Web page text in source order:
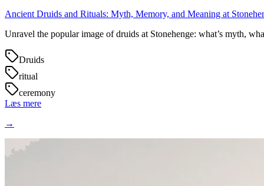
Ancient Druids and Rituals: Myth, Memory, and Meaning at
Unravel the popular image of druids at Stonehenge: what’s myth,
Druids
ritual
ceremony
Læs mere
→